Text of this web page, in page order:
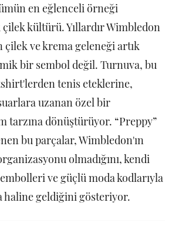
en eğlenceli örneği
kültürü. Yıllardır Wimbledon
çilek ve krema geleneği artık
bir sembol değil. Turnuva, bu
tenis eteklerine,
uzanan özel bir
tarzına dönüştürüyor. “Preppy”
bu parçalar, Wimbledon'ın
olmadığını, kendi
ve güçlü moda kodlarıyla
haline geldiğini gösteriyor.